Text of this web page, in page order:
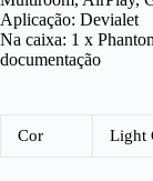
Aplicação: Devialet
Na caixa: 1 x
documentação
Cor Light